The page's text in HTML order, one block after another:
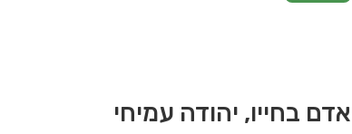
אדם בחייו, יהודה עמיחי